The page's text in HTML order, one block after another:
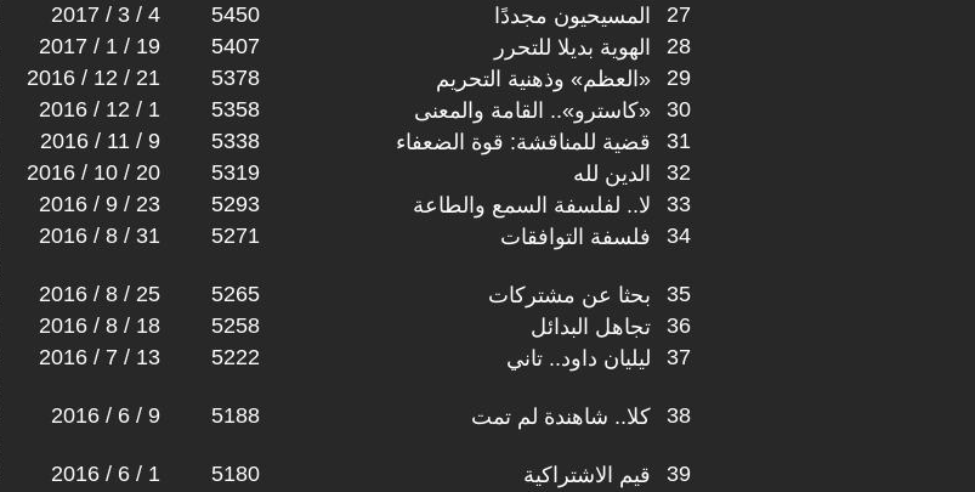
2017 / 3 / 4 5450 المسيحيون مجددًا
27
2017 / 1 / 19 5407 الهوية بديلا للتحرر
28
2016 / 12 / 21 5378 «العظم» وذهنية التحريم
29
2016 / 12 / 1 5358 «كاسترو».. القامة والمعنى
30
2016 / 11 / 9 5338 قضية للمناقشة: قوة الضعفاء
31
2016 / 10 / 20 5319 الدين لله
32
2016 / 9 / 23 5293 لا.. لفلسفة السمع والطاعة
33
2016 / 8 / 31 5271 فلسفة التوافقات 34
2016 / 8 / 25 5265 بحثا عن مشتركات
35
2016 / 8 / 18 5258 تجاهل البدائل
36
2016 / 7 / 13 5222 ليليان داود.. تاني 37
2016 / 6 / 9 5188 كلا.. شاهندة لم تمت 38
2016 / 6 / 1 5180 قيم الاشتراكية
39